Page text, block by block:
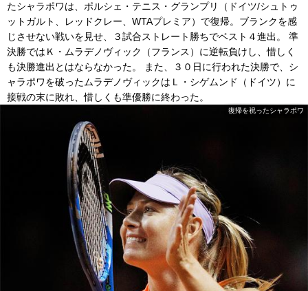
たシャラポワは、ポルシェ・テニス・グランプリ（ドイツ/シュトゥ
ットガルト、レッドクレー、WTAプレミア）で復帰。ブランクを感
じさせない戦いを見せ、３試合ストレート勝ちでベスト４進出。 準
決勝ではＫ・ムラデノヴィック（フランス）に逆転負けし、惜しく
も決勝進出とはならなかった。 また、３０日に行われた決勝で、シ
ャラポワを破ったムラデノヴィックはＬ・シゲムンド（ドイツ）に
接戦の末に敗れ、惜しくも準優勝に終わった。
復帰を祝ったシャラポワ